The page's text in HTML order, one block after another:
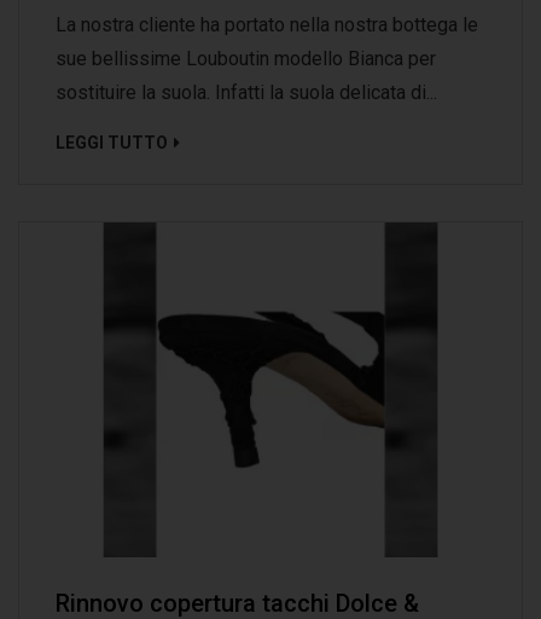
La nostra cliente ha portato nella nostra bottega le
sue bellissime Louboutin modello Bianca per
sostituire la suola. Infatti la suola delicata di...
LEGGI TUTTO
Rinnovo copertura tacchi Dolce &